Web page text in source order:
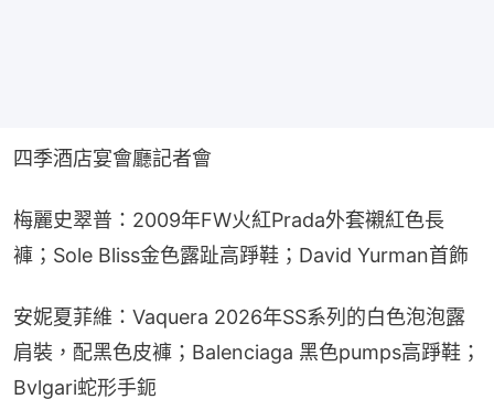
四季酒店宴會廳記者會
梅麗史翠普：2009年FW火紅Prada外套襯紅色長
褲；Sole Bliss金色露趾高踭鞋；David Yurman首飾
安妮夏菲維：Vaquera 2026年SS系列的白色泡泡露
肩裝，配黑色皮褲；Balenciaga 黑色pumps高踭鞋；
Bvlgari蛇形手鈪